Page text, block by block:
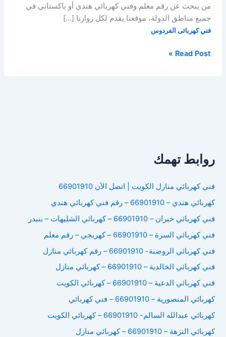
من يبحث عن رقم معلم وفني كهربائي هندي أو باكستاني في
جميع مناطق الدولة، موقعنا يقدم لكل زوارنا […]
فني كهربائى الفردوس
فني
Read Post »
روابط تهمك
فني كهربائي منازل الكويت | اتصل الآن 66901910
كهربائي هندي – 66901910 – رقم فني كهربائي هندي
فني كهربائي خيران – 66901910 – كهربائي الشليهات – بنيدر
فني كهربائي السرة – 66901910 – كهربجي – رقم معلم
فني كهربائي الروضىة- 66901910 – رقم كهربائي منازل
فني كهربائي الخالدية – 66901910 – كهربائي منازل
فني كهربائي الدعية – 66901910 – كهربائي الكويت
كهربائي المنصورية – 66901910 – فني كهربائي
كهربائي عبدالله السالم- 66901910 – كهربائي الكويت
كهربائي النزهة – 66901910 – كهربائي منازل